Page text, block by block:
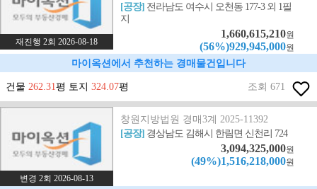
재진행 2회 2026-08-18
[공장] 전라남도 여수시 오천동 177-3 외 1필
지
1,660,615,210원
(56%)929,945,000원
마이옥션에서 추천하는 경매물건입니다
건물 262.31평 토지 324.07평 조회 671
변경 2회 2026-08-13
창원지방법원 경매3계 2025-11392
[공장] 경상남도 김해시 한림면 신천리 724
3,094,325,000원
(49%)1,516,218,000원